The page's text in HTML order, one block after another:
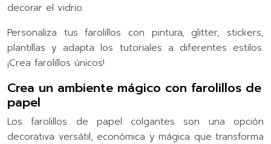
decorar el vidrio.
Personaliza tus farolillos con pintura, glitter, stickers,
plantillas y adapta los tutoriales a diferentes estilos.
¡Crea farolillos únicos!
Crea un ambiente mágico con farolillos de
papel
Los farolillos de papel colgantes son una opción
decorativa versátil, económica y mágica que transforma